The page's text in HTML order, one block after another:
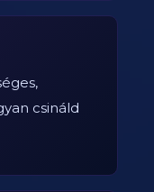
csináld